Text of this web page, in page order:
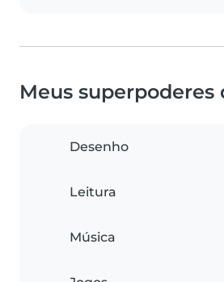
Meus superpoderes
Desenho
Leitura
Música